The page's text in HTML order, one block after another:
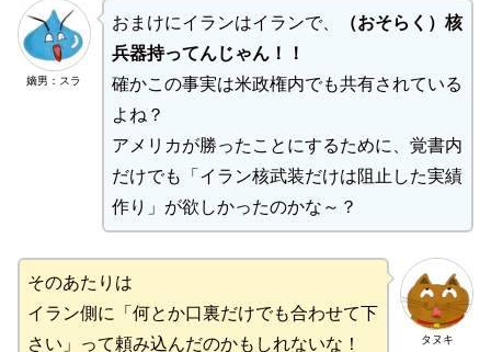
嫡男：スラ
おまけにイランはイランで、
（おそらく）核
兵器持ってんじゃん！！
確かこの事実は米政権内でも共有されている
よね？
アメリカが勝ったことにするために、覚書内
だけでも「イラン核武装だけは阻止した実績
作り」が欲しかったのかな～？
タヌキ
そのあたりは
イラン側に「何とか口裏だけでも合わせて下
さい」って頼み込んだのかもしれないな！